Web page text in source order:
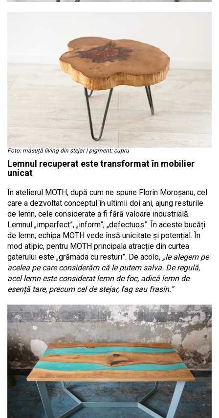
Foto: măsuță living din stejar | pigment: cupru
Lemnul recuperat este transformat în mobilier
unicat
În atelierul MOTH, după cum ne spune Florin Moroșanu, cel
care a dezvoltat conceptul în ultimii doi ani, ajung resturile
de lemn, cele considerate a fi fără valoare industrială.
Lemnul „imperfect”, „inform”, „defectuos”. În aceste bucăți
de lemn, echipa MOTH vede însă unicitate și potențial. În
mod atipic, pentru MOTH principala atracție din curtea
gaterului este „grămada cu resturi”. De acolo, „le alegem pe
acelea pe care considerăm că le putem salva. De regulă,
acel lemn este considerat lemn de foc, adică lemn de
esență tare, precum cel de stejar, fag sau frasin.”